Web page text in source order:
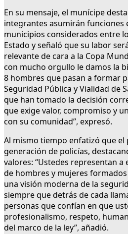
En su mensaje, el munícipe
integrantes asumirán funciones
municipios considerados entre
Estado y señaló que su labor
relevante de cara a la Copa
con mucho orgullo le damos la
8 hombres que pasan a formar
Seguridad Pública y Vialidad de
que han tomado la decisión
que exige valor, compromiso y
con su comunidad”, expresó.
Al mismo tiempo enfatizó que el
generación de policías,
valores: “Ustedes representan a
de hombres y mujeres
una visión moderna de la
siempre que detrás de cada
personas que confían en que
profesionalismo, respeto,
del marco de la ley”, añadió.